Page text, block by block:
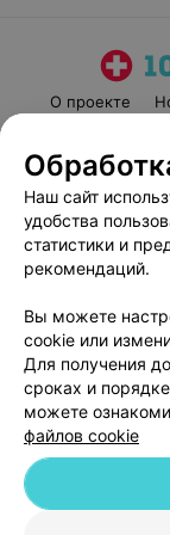
О проекте
© 2026 ООО «Артокс
г. Минск,
Наш сайт
удобства
статистики и
рекомендаций.
Вы можете
cookie или
Для получения
сроках и
можете
файлов cookie